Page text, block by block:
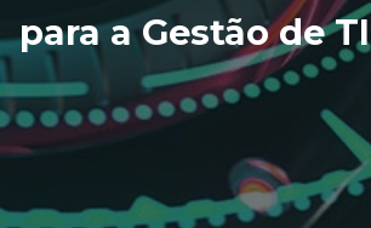
para a Gestão de TI